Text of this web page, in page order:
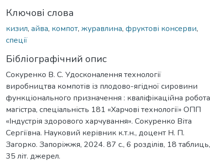
Ключові слова
кизил, айва, компот, журавлина, фруктові консерви,
спеції
Бібліографічний опис
Сокуренко В. С. Удосконалення технології
виробництва компотів із плодово-ягідної сировини
функціонального призначення : кваліфікаційна робота
магістра, спеціальність 181 «Харчові технології» ОПП
«Індустрія здорового харчування». Сокуренко Віта
Сергіївна. Науковий керівник к.т.н., доцент Н. П.
Загорко. Запоріжжя, 2024. 87 с., 6 розділів, 18 таблиць,
35 літ. джерел.